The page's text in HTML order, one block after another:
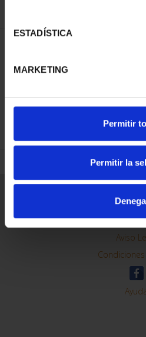
ESTADÍSTICA
MARKETING
Permitir
Permitir la
Preguntas
Aviso